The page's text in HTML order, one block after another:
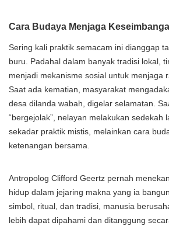
Cara Budaya Menjaga
Sering kali praktik semacam ini dianggap
buru. Padahal dalam banyak tradisi lokal,
menjadi mekanisme sosial untuk menjaga
Saat ada kematian, masyarakat
desa dilanda wabah, digelar selamatan.
“bergejolak”, nelayan melakukan sedekah
sekadar praktik mistis, melainkan cara
ketenangan bersama.
Antropolog Clifford Geertz pernah
hidup dalam jejaring makna yang ia
simbol, ritual, dan tradisi, manusia
lebih dapat dipahami dan ditanggung